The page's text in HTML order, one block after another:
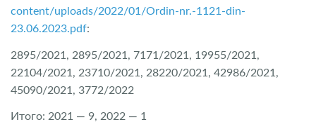
content/uploads/2022/01/Ordin-nr.-1121-din-
23.06.2023.pdf:
2895/2021, 2895/2021, 7171/2021, 19955/2021,
22104/2021, 23710/2021, 28220/2021, 42986/2021,
45090/2021, 3772/2022
Итого: 2021 — 9, 2022 — 1